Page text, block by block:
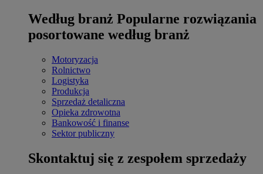
Według branż Popularne rozwiązania
posortowane według branż
Motoryzacja
Rolnictwo
Logistyka
Produkcja
Sprzedaż detaliczna
Opieka zdrowotna
Bankowość i finanse
Sektor publiczny
Skontaktuj się z zespołem sprzedaży